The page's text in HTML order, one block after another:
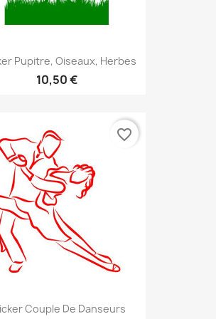
Pupitre, Oiseaux, Herbes
10,50 €
Couple De Danseurs
favorite_border